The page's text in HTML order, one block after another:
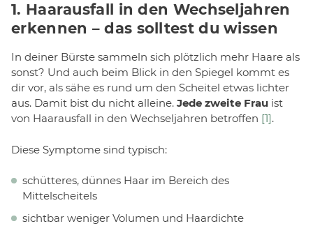
1. Haarausfall in den Wechseljahren
erkennen – das solltest du wissen
In deiner Bürste sammeln sich plötzlich mehr Haare als
sonst? Und auch beim Blick in den Spiegel kommt es
dir vor, als sähe es rund um den Scheitel etwas lichter
aus. Damit bist du nicht alleine. Jede zweite Frau ist
von Haarausfall in den Wechseljahren betroffen [1].
Diese Symptome sind typisch:
schütteres, dünnes Haar im Bereich des
Mittelscheitels
sichtbar weniger Volumen und Haardichte